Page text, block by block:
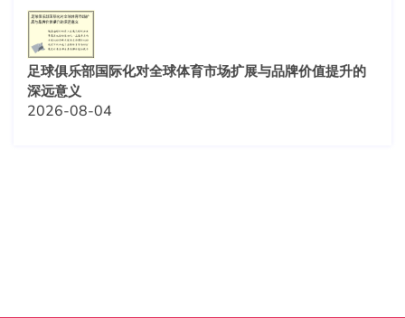
足球俱乐部国际化对全球体育市场扩展与品牌价值提升的
深远意义
2026-08-04